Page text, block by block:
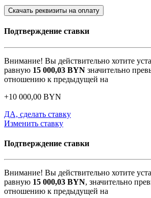
Скачать реквизиты на оплату
Подтверждение ставки
Внимание! Вы действительно хотите
равную 15 000,03 BYN значительно
отношению к предыдущей на
+10 000,00 BYN
ДА, сделать ставку
Изменить ставку
Подтверждение ставки
Внимание! Вы действительно хотите
равную 15 000,03 BYN, значительно
отношению к предыдущей на